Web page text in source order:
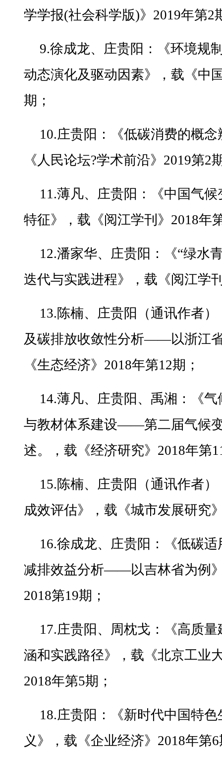
学学报(社会科学版)》2019年第2
9.徐成龙、庄贵阳：《环境规
动态演化及驱动因素》，载《中
期；
10.庄贵阳：《低碳消费的概
《人民论坛?学术前沿》2019第2
11.薄凡、庄贵阳：《中国气
特征》，载《阅江学刊》2018年
12.潘家华、庄贵阳：《“绿水
迭代与实践进程》，载《阅江学
13.陈楠、庄贵阳（通讯作者
及碳排放收敛性分析——以浙江
《生态经济》2018年第12期；
14.薄凡、庄贵阳、禹湘：《
与教材体系建设——第二届气候
述。，载《经济研究》2018年第
15.陈楠、庄贵阳（通讯作者
成效评估》，载《城市发展研究
16.徐成龙、庄贵阳：《低碳
减排效益分析——以吉林省为例
2018第19期；
17.庄贵阳、周枕戈：《高质
涵和实践路径》，载《北京工业
2018年第5期；
18.庄贵阳：《新时代中国特
义》，载《企业经济》2018年第